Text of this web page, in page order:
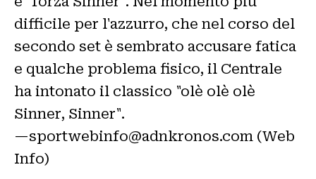
difficile per l'azzurro, che nel corso del
secondo set è sembrato accusare fatica
e qualche problema fisico, il Centrale
ha intonato il classico "olè olè olè
Sinner, Sinner".
—sportwebinfo@adnkronos.com (Web
Info)